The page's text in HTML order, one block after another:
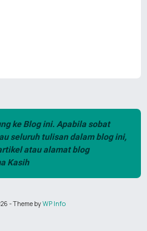
ke Blog ini. Apabila sobat
seluruh tulisan dalam blog ini,
atau alamat blog
Kasih
- Theme byWP Info